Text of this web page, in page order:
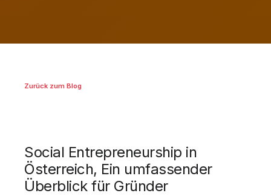
Zurück zum Blog
Social Entrepreneurship in
Österreich, Ein umfassender
Überblick für Gründer